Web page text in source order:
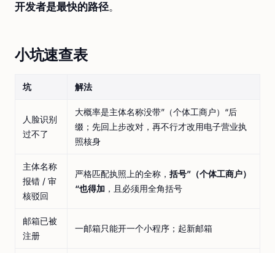
开发者是最快的路径。
小坑速查表
坑 解法
人脸识别
过不了
大概率是主体名称没带”（个体工商户）“后
缀；先回上步改对，再不行才改用电子营业执
照核身
主体名称
报错 / 审
核驳回
严格匹配执照上的全称， 括号”（个体工商户）
“也得加 ，且必须用全角括号
邮箱已被
注册
一邮箱只能开一个小程序；起新邮箱